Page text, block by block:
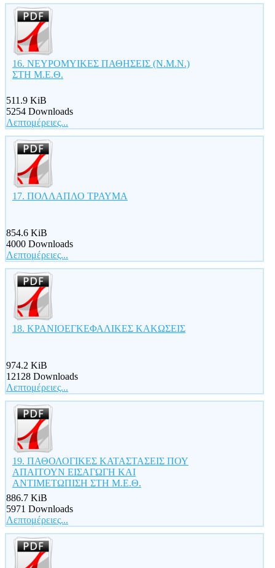
16. ΝΕΥΡΟΜΥΙΚΕΣ ΠΑΘΗΣΕΙΣ (Ν.Μ.Ν.)
ΣΤΗ Μ.Ε.Θ.
511.9 KiB
5254 Downloads
Λεπτομέρειες...
17. ΠΟΛΛΑΠΛΟ ΤΡΑΥΜΑ
854.6 KiB
4000 Downloads
Λεπτομέρειες...
18. ΚΡΑΝΙΟΕΓΚΕΦΑΛΙΚΕΣ ΚΑΚΩΣΕΙΣ
974.2 KiB
12128 Downloads
Λεπτομέρειες...
19. ΠΑΘΟΛΟΓΙΚΕΣ ΚΑΤΑΣΤΑΣΕΙΣ ΠΟΥ
ΑΠΑΙΤΟΥΝ ΕΙΣΑΓΩΓΗ ΚΑΙ
ΑΝΤΙΜΕΤΩΠΙΣΗ ΣΤΗ Μ.Ε.Θ.
886.7 KiB
5971 Downloads
Λεπτομέρειες...